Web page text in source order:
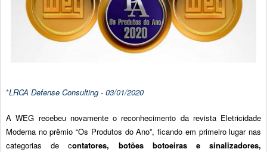
*LRCA Defense Consulting - 03/01/2020
A WEG recebeu novamente o reconhecimento da revista Eletricidade
Moderna no prêmio “Os Produtos do Ano”, ficando em primeiro lugar nas
categorias de contatores, botões botoeiras e sinalizadores,